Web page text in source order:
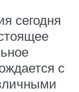
сегодня
с